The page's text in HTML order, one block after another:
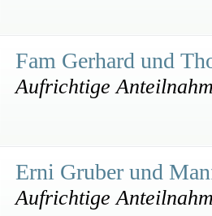
Fam Gerhard und
Aufrichtige
Erni Gruber und
Aufrichtige